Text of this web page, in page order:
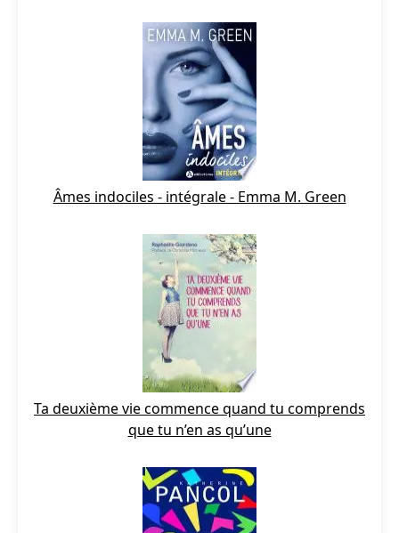
Âmes indociles - intégrale - Emma M. Green
Ta deuxième vie commence quand tu comprends
que tu n’en as qu’une